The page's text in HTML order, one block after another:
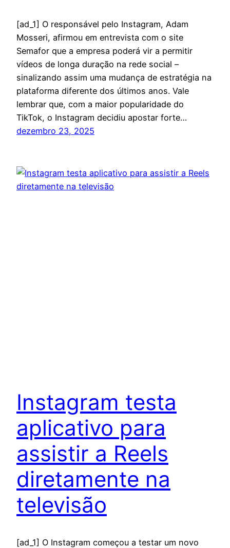
[ad_1] O responsável pelo Instagram, Adam
Mosseri, afirmou em entrevista com o site
Semafor que a empresa poderá vir a permitir
vídeos de longa duração na rede social –
sinalizando assim uma mudança de estratégia na
plataforma diferente dos últimos anos. Vale
lembrar que, com a maior popularidade do
TikTok, o Instagram decidiu apostar forte…
dezembro 23, 2025
Instagram testa
aplicativo para
assistir a Reels
diretamente na
televisão
[ad_1] O Instagram começou a testar um novo